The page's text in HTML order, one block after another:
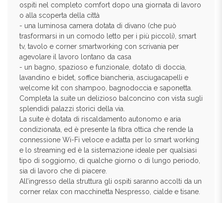
ospiti nel completo comfort dopo una giornata di lavoro
o alla scoperta della città
- una luminosa camera dotata di divano (che può
trasformarsi in un comodo letto per i più piccoli), smart
tv, tavolo e corner smartworking con scrivania per
agevolare il lavoro lontano da casa
- un bagno, spazioso e funzionale, dotato di doccia,
lavandino e bidet, soffice biancheria, asciugacapelli e
welcome kit con shampoo, bagnodoccia e saponetta.
Completa la suite un delizioso balconcino con vista sugli
splendidi palazzi storici della via.
La suite è dotata di riscaldamento autonomo e aria
condizionata, ed è presente la fibra ottica che rende la
connessione Wi-Fi veloce e adatta per lo smart working
e lo streaming ed è la sistemazione ideale per qualsiasi
tipo di soggiorno, di qualche giorno o di lungo periodo,
sia di lavoro che di piacere.
All’ingresso della struttura gli ospiti saranno accolti da un
corner relax con macchinetta Nespresso, cialde e tisane.